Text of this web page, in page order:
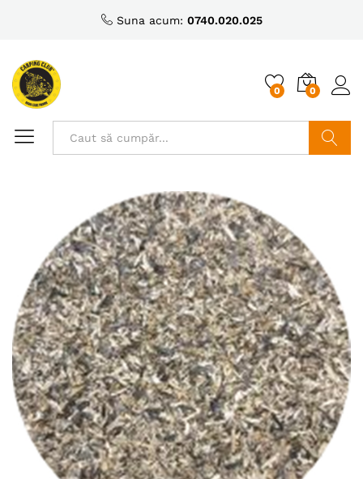
Suna acum: 0740.020.025
0 0